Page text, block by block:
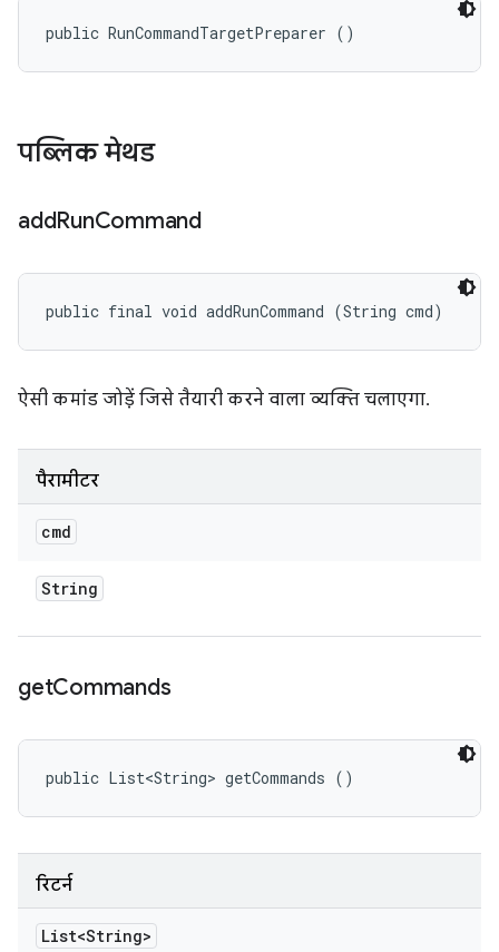
public RunCommandTargetPreparer ()
पब्लिक मेथड
addRunCommand
public final void addRunCommand (String cmd)
ऐसी कमांड जोड़ें जिसे तैयारी करने वाला व्यक्ति चलाएगा.
पैरामीटर
cmd
String
getCommands
public List<String> getCommands ()
रिटर्न
List<String>